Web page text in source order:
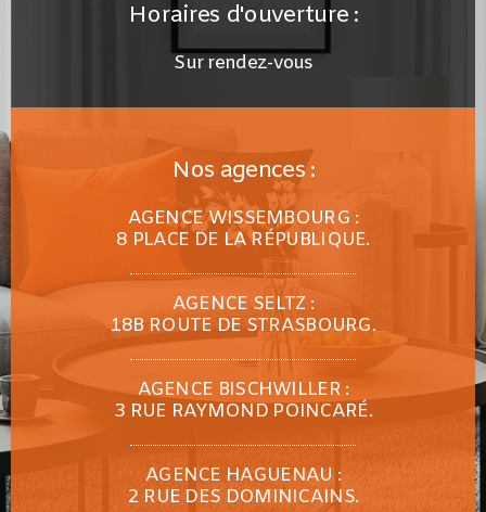
Horaires d'ouverture :
Sur rendez-vous
Nos agences :
AGENCE WISSEMBOURG :
8 PLACE DE LA RÉPUBLIQUE.
AGENCE SELTZ :
18B ROUTE DE STRASBOURG.
AGENCE BISCHWILLER :
3 RUE RAYMOND POINCARÉ.
AGENCE HAGUENAU :
2 RUE DES DOMINICAINS.